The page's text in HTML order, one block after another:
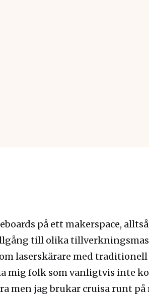
på ett makerspace,
till olika
laserskärare med
mig folk som vanligtvis inte
men jag brukar cruisa runt på